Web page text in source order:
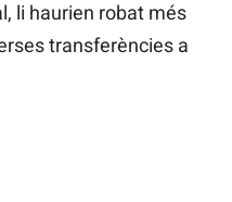
li haurien robat més
transferències a